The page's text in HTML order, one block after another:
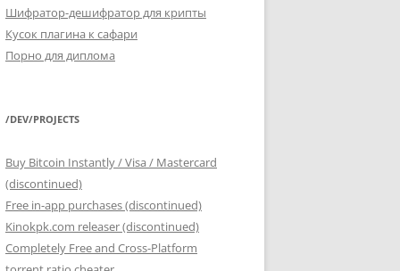
Шифратор-дешифратор для крипты
Кусок плагина к сафари
Порно для диплома
/DEV/PROJECTS
Buy Bitcoin Instantly / Visa / Mastercard
(discontinued)
Free in-app purchases (discontinued)
Kinokpk.com releaser (discontinued)
Completely Free and Cross-Platform